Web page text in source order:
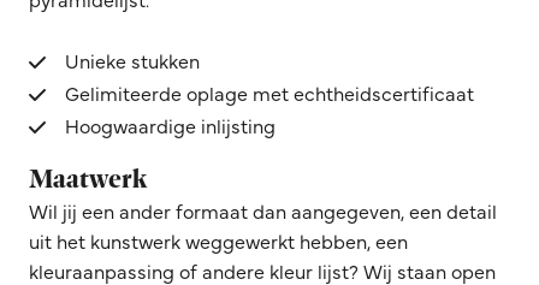
Unieke stukken
Gelimiteerde oplage met echtheidscertificaat
Hoogwaardige inlijsting
Maatwerk
Wil jij een ander formaat dan aangegeven, een detail
uit het kunstwerk weggewerkt hebben, een
kleuraanpassing of andere kleur lijst? Wij staan open